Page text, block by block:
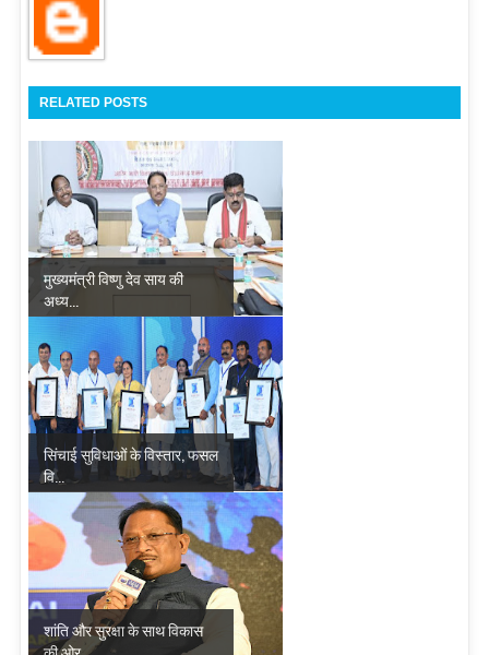
RELATED POSTS
मुख्यमंत्री विष्णु देव साय की
अध्य...
सिंचाई सुविधाओं के विस्तार, फसल
वि...
शांति और सुरक्षा के साथ विकास